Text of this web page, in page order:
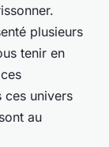
plusieurs
tenir en
ces univers
sont au